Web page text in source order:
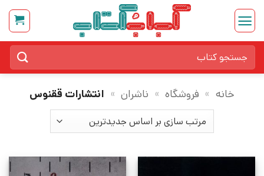
Skip
content
برای:
خانه » فروشگاه » ناشران » انتشارات ققنوس